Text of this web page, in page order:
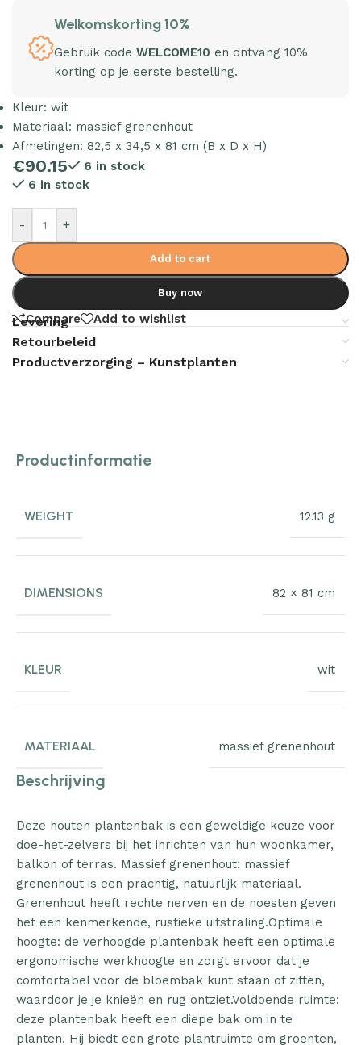
Welkomskorting 10%
Gebruik code WELCOME10 en ontvang 10%
korting op je eerste bestelling.
Kleur: wit
Materiaal: massief grenenhout
Afmetingen: 82,5 x 34,5 x 81 cm (B x D x H)
€90.15
6 in stock
6 in stock
- +
Add to cart
Buy now
Compare Add to wishlist
Levering
Retourbeleid
Productverzorging – Kunstplanten
Productinformatie
WEIGHT 12.13 g
DIMENSIONS 82 × 81 cm
KLEUR wit
MATERIAAL massief grenenhout
Beschrijving
Deze houten plantenbak is een geweldige keuze voor
doe-het-zelvers bij het inrichten van hun woonkamer,
balkon of terras. Massief grenenhout: massief
grenenhout is een prachtig, natuurlijk materiaal.
Grenenhout heeft rechte nerven en de noesten geven
het een kenmerkende, rustieke uitstraling.Optimale
hoogte: de verhoogde plantenbak heeft een optimale
ergonomische werkhoogte en zorgt ervoor dat je
comfortabel voor de bloembak kunt staan of zitten,
waardoor je je knieën en rug ontziet.Voldoende ruimte:
deze plantenbak heeft een diepe bak om in te
planten. Hij biedt een grote plantruimte om groenten,